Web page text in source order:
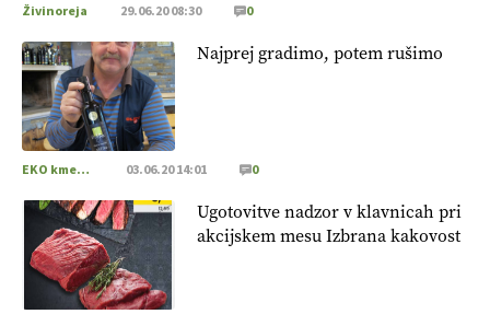
Živinoreja 29.06.20 08:30 0
Najprej gradimo, potem rušimo
EKO kmetijstvo 03.06.20 14:01 0
Ugotovitve nadzor v klavnicah pri
akcijskem mesu Izbrana kakovost